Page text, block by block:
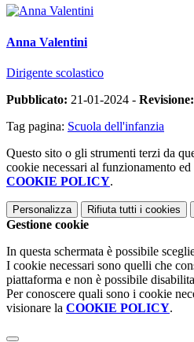
Anna Valentini
Dirigente scolastico
Pubblicato: 21-01-2024 - Revisione:
Tag pagina: Scuola dell'infanzia
Questo sito o gli strumenti terzi da
cookie necessari al funzionamento
COOKIE POLICY.
Personalizza Rifiuta tutti i cookies
Gestione cookie
In questa schermata è possibile
I cookie necessari sono quelli che
piattaforma e non è possibile
Per conoscere quali sono i cookie
visionare la COOKIE POLICY.